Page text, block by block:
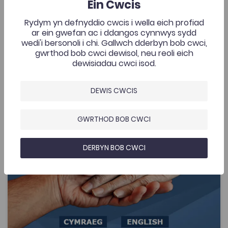
Ychwanegwyd: 23/04/2020 2.6K
Hwb: Adnoddau Galwedigaethol ac Ôl-16
AGOR
Ymwybyddiaeth Iaith mewn Iechyd a Gofal
Ymwybyddiaeth Iaith mewn Iechyd a Gofal
Tagiau
Pont i'r Brifysgol Iechyd
Sgiliau Iaith
Ymwybyddiaeth Iaith
Adnodd Coleg Cymraeg
Datblygwyd yr adnoddau ymwybyddiaeth iaith
dwyieithog yma ar gyfer dysgwyr Addysg Bellach yn
maes Iechyd a Gofal Cymdeithasol. Nod y pecyn yw
Ein Cwcis
Rydym yn defnyddio cwcis i wella eich profiad
ar ein gwefan ac i ddangos cynnwys sydd
wedi'i bersonoli i chi. Gallwch dderbyn bob cwci,
gwrthod bob cwci dewisol, neu reoli eich
dewisiadau cwci isod.
DEWIS CWCIS
GWRTHOD BOB CWCI
DERBYN BOB CWCI